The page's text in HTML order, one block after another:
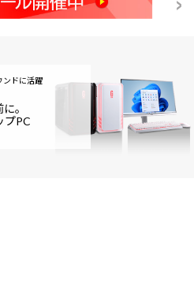
ンドに活躍
。
プPC